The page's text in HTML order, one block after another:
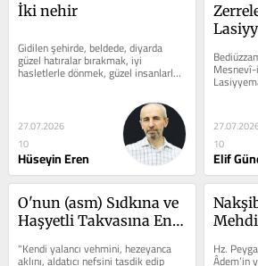
İki nehir
Gidilen şehirde, beldede, diyarda
güzel hatıralar bırakmak, iyi
hasletlerle dönmek, güzel insanlarla
tanışmak... Gidildiğine, çekilen...
27.07.2026
10
Hüseyin Eren
istifade
10
Elif
O'nun (asm) Sıdkına ve
Haşyetli Takvasına En
(Ahzab-37)
"Kendi yalancı vehmini, hezeyanca
aklını, aldatıcı nefsini tasdik edip
Hz.
Âdem’in